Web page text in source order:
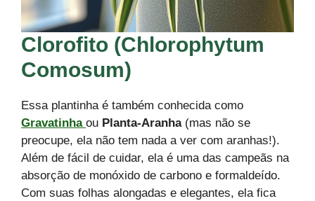
Clorofito (Chlorophytum
Comosum)
Essa plantinha é também conhecida como
Gravatinha ou Planta-Aranha(mas não se
preocupe, ela não tem nada a ver com aranhas!).
Além de fácil de cuidar, ela é uma das campeãs na
absorção de monóxido de carbono e formaldeído.
Com suas folhas alongadas e elegantes, ela fica